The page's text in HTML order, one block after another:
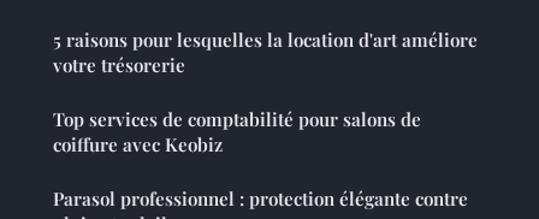
5 raisons pour lesquelles la location d'art améliore
votre trésorerie
Top services de comptabilité pour salons de
coiffure avec Keobiz
Parasol professionnel : protection élégante contre